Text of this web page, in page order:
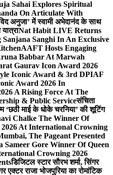
Sahai Explores Spiritual
On Articulate With
अनुजा’ में स्वामी अभेदानंद के साथ
Nat Habit LIVE Returns
Sanghi In An Exclusive
AAFT Hosts Engaging
Babbar At Marwah
Gaurav Icon Award 2026
Iconic Award & 3rd DPIAF
Award 2026 In
A Rising Force At The
& Public Serviceसंचिता
‘छठी माई के धोके चरनिया’ की शूटिंग
Chalke The Winner Of
At International Crowning
The Pageant Presented
Sameer Gore Winner Of Queen
Crowning 2026
डिजिटल स्टार सौरभ शर्मा, सिंगर
एक्टर राजा भोजपुरिया का रोमांटिक